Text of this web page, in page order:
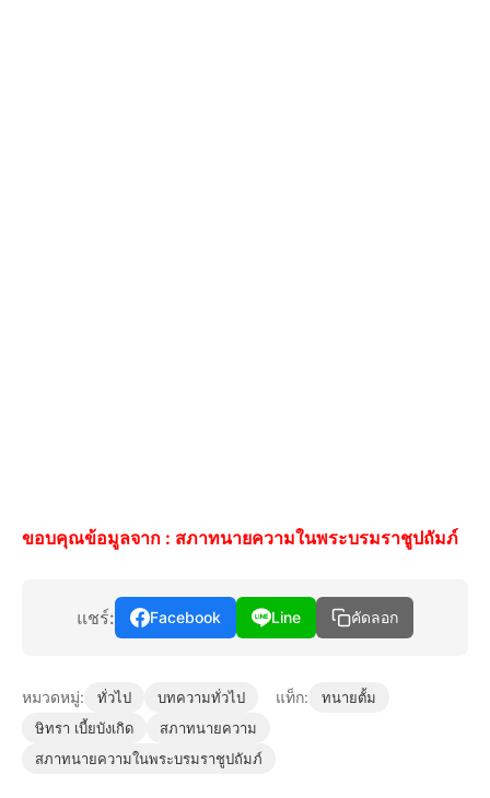
ขอบคุณข้อมูลจาก : สภาทนายความในพระบรมราชูปถัมภ์
แชร์: Facebook Line คัดลอก
หมวดหมู่: ทั่วไป บทความทั่วไป แท็ก:
ทนายตั้ม
ษิทรา เบี้ยบังเกิด
สภาทนายความ
สภาทนายความในพระบรมราชูปถัมภ์